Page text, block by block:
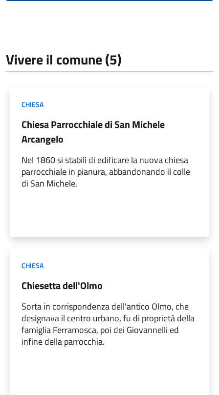
Vivere il comune (5)
CHIESA
Chiesa Parrocchiale di San Michele
Arcangelo
Nel 1860 si stabilì di edificare la nuova chiesa
parrocchiale in pianura, abbandonando il colle
di San Michele.
CHIESA
Chiesetta dell'Olmo
Sorta in corrispondenza dell'antico Olmo, che
designava il centro urbano, fu di proprietà della
famiglia Ferramosca, poi dei Giovannelli ed
infine della parrocchia.